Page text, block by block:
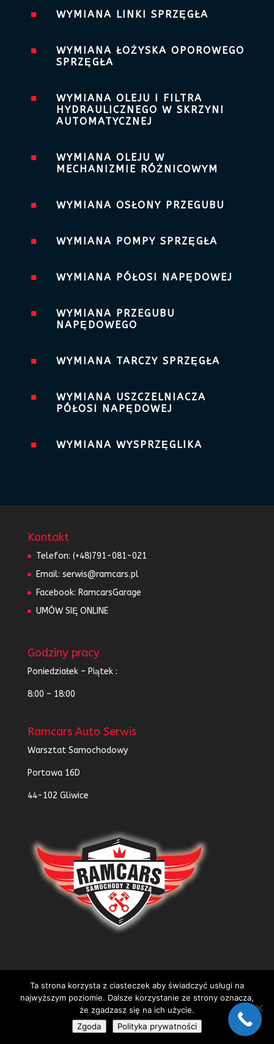
^ WYMIANA LINKI SPRZĘGŁA
^
WYMIANA ŁOŻYSKA OPOROWEGO
SPRZĘGŁA
^
WYMIANA OLEJU I FILTRA
HYDRAULICZNEGO W SKRZYNI
AUTOMATYCZNEJ
^
WYMIANA OLEJU W
MECHANIZMIE RÓŻNICOWYM
^ WYMIANA OSŁONY PRZEGUBU
^ WYMIANA POMPY SPRZĘGŁA
^ WYMIANA PÓŁOSI NAPĘDOWEJ
^
WYMIANA PRZEGUBU
NAPĘDOWEGO
^ WYMIANA TARCZY SPRZĘGŁA
^
WYMIANA USZCZELNIACZA
PÓŁOSI NAPĘDOWEJ
^ WYMIANA WYSPRZĘGLIKA
Kontakt
Telefon: (+48)791-081-021
Email: serwis@ramcars.pl
Facebook: RamcarsGarage
UMÓW SIĘ ONLINE
Godziny pracy
Poniedziałek – Piątek :
8:00 – 18:00
Ramcars Auto Serwis
Warsztat Samochodowy
Portowa 16D
44-102 Gliwice
(C)Copyright 2022 | Wykonanie:m3gr.pl|Polityka prywatności
Ta strona korzysta z ciasteczek aby świadczyć usługi na
najwyższym poziomie. Dalsze korzystanie ze strony oznacza,
że zgadzasz się na ich użycie.
Zgoda
Polityka prywatności